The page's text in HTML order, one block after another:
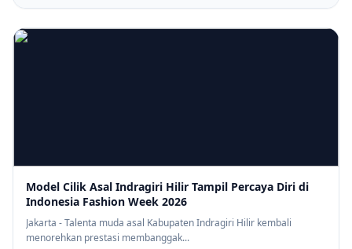
Model Cilik Asal Indragiri Hilir Tampil Percaya Diri di
Indonesia Fashion Week 2026
Jakarta - Talenta muda asal Kabupaten Indragiri Hilir kembali
menorehkan prestasi membanggak...